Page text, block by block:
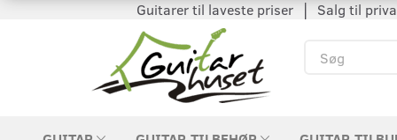
Guitarer til laveste priser │ Salg til private